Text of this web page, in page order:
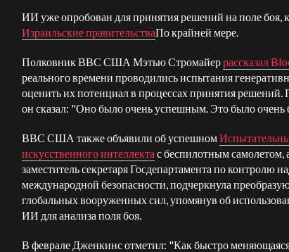
ИИ уже опробован для принятия решений на поле боя,
Израильские правительстваПо крайней мере.
Полковник ВВС США Мэтью Стромайеррассказал
реального времени проводились испытания
оценить их потенциал в процессах принятия решений.
он сказал: "Оно было очень успешным. Это было очень
ВВС США также объявили об успешном
искусственного интеллекта с беспилотным
заместитель секретаря Госдепартамента по контролю
международной безопасности, подчеркнула
глобальных вооруженных сил, упомянув об
ИИ для анализа поля боя.
В феврале Дженкинс отметил: "Как быстро